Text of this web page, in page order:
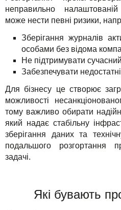
неправильно
може нести певні ризики,
Зберігання журналів
особами без відома
Не підтримувати
Забезпечувати
Для бізнесу це створює
можливості
тому важливо обирати
який надає стабільну
зберігання даних та
подальшого розгортання
задачі.
Які бувають